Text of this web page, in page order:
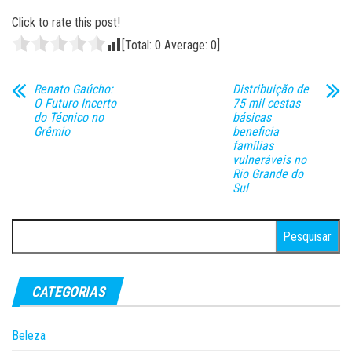
Click to rate this post!
[Total: 0 Average: 0]
Renato Gaúcho:
O Futuro Incerto
do Técnico no
Grêmio
Distribuição de
75 mil cestas
básicas
beneficia
famílias
vulneráveis no
Rio Grande do
Sul
por:
CATEGORIAS
Beleza